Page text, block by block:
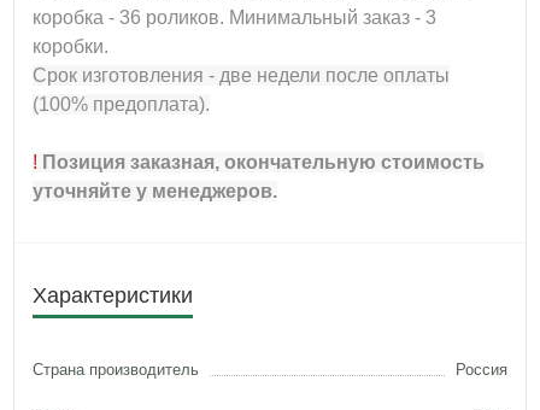
коробка - 36 роликов. Минимальный заказ - 3
коробки.
Срок изготовления - две недели после оплаты
(100% предоплата).
! Позиция заказная, окончательную стоимость
уточняйте у менеджеров.
Характеристики
Страна производитель Россия